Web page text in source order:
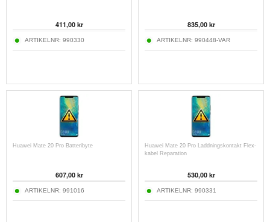
411,00 kr
ARTIKELNR: 990330
835,00 kr
ARTIKELNR: 990448-VAR
Huawei Mate 20 Pro Batteribyte
607,00 kr
ARTIKELNR: 991016
Huawei Mate 20 Pro Laddningskontakt Flex-
kabel Reparation
530,00 kr
ARTIKELNR: 990331